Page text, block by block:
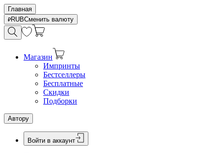
Главная
RUBСменить валюту
Магазин
Импринты
Бестселлеры
Бесплатные
Скидки
Подборки
Автору
Войти в аккаунт